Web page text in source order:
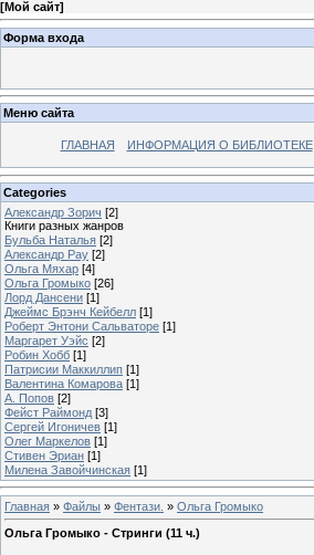
[Мой сайт]
Форма входа
Меню сайта
ГЛАВНАЯ ИНФОРМАЦИЯ О БИБЛИОТЕКЕ
Categories
Александр Зорич [2]
Книги разных жанров
Бульба Наталья [2]
Александр Рау [2]
Ольга Мяхар [4]
Ольга Громыко [26]
Лорд Дансени [1]
Джеймс Брэнч Кейбелл [1]
Роберт Энтони Сальваторе [1]
Маргарет Уэйс [2]
Робин Хобб [1]
Патрисии Маккиллип [1]
Валентина Комарова [1]
А. Попов [2]
Фейст Раймонд [3]
Сергей Игоничев [1]
Олег Маркелов [1]
Стивен Эриан [1]
Милена Завойчинская [1]
Главная » Файлы » Фентази. » Ольга Громыко
Ольга Громыко - Стринги (11 ч.)